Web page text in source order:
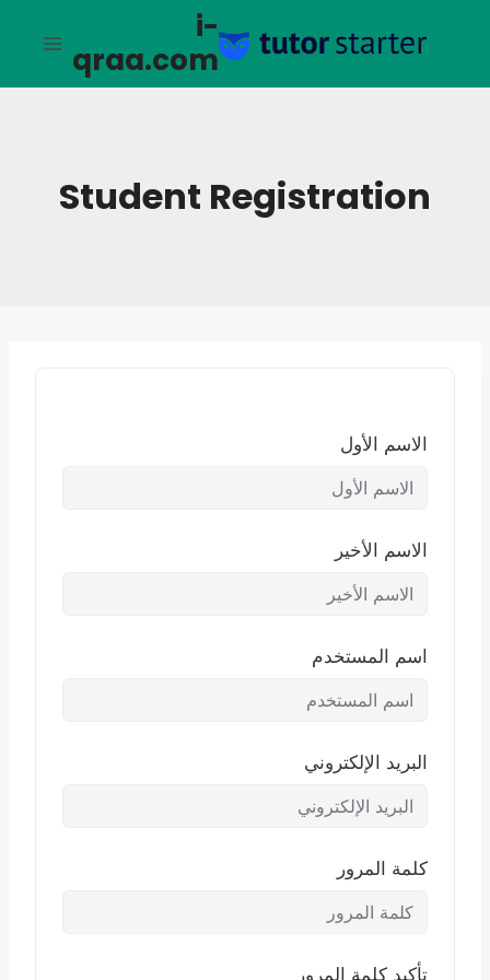
i-
qraa.com
Student Registration
الاسم الأول
الاسم الأخير
اسم المستخدم
البريد الإلكتروني
كلمة المرور
تأكيد كلمة المرور